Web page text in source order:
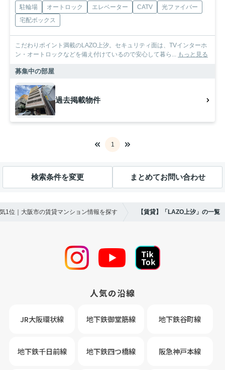
駐輪場 オートロック エレベーター CATV
光ファイバー
宅配ボックス
こだわりポイント満載のLAZO上汐。セキュリティ面は、TVインターホ
ン・オートロックなどを備え付けているので安心して暮ら...
もっと見る
募集中の部屋
過去掲載物件
1
検索条件を変更 まとめてお問い合わせ
1位｜大阪市の賃貸マンション情報を探す 【賃貸】「LAZO上汐」の一覧
人気の沿線
JR大阪環状線 地下鉄御堂筋線 地下鉄谷町線
地下鉄千日前線 地下鉄四つ橋線 阪急神戸本線